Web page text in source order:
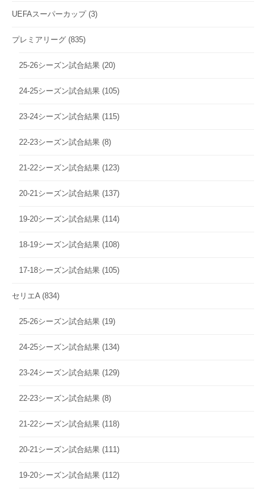
UEFAスーパーカップ(3)
プレミアリーグ (835)
25-26シーズン試合結果 (20)
24-25シーズン試合結果 (105)
23-24シーズン試合結果 (115)
22-23シーズン試合結果 (8)
21-22シーズン試合結果 (123)
20-21シーズン試合結果 (137)
19-20シーズン試合結果 (114)
18-19シーズン試合結果 (108)
17-18シーズン試合結果 (105)
セリエA (834)
25-26シーズン試合結果 (19)
24-25シーズン試合結果 (134)
23-24シーズン試合結果 (129)
22-23シーズン試合結果 (8)
21-22シーズン試合結果 (118)
20-21シーズン試合結果 (111)
19-20シーズン試合結果 (112)